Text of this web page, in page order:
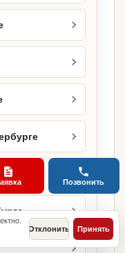
Отклонить Принять
Позвонить